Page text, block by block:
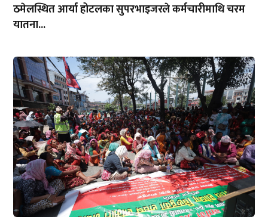
ठमेलस्थित आर्या होटलका सुपरभाइजरले कर्मचारीमाथि चरम
यातना...